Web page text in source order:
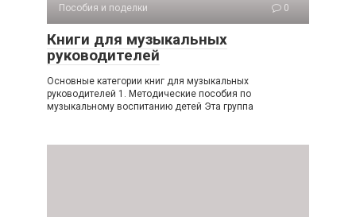
Пособия и поделки 0
Книги для музыкальных
руководителей
Основные категории книг для музыкальных
руководителей 1. Методические пособия по
музыкальному воспитанию детей Эта группа